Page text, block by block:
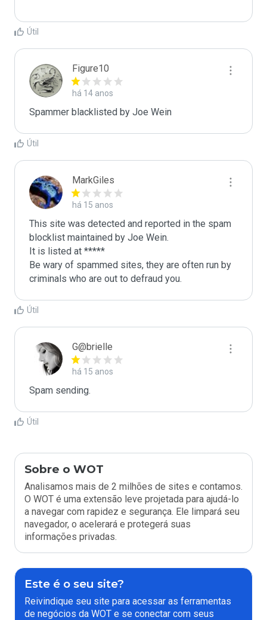
Útil
Figure10
há 14 anos
Spammer blacklisted by Joe Wein
Útil
MarkGiles
há 15 anos
This site was detected and reported in the spam
blocklist maintained by Joe Wein.
It is listed at *****
Be wary of spammed sites, they are often run by
criminals who are out to defraud you.
Útil
G@brielle
há 15 anos
Spam sending.
Útil
Sobre o WOT
Analisamos mais de 2 milhões de sites e contamos.
O WOT é uma extensão leve projetada para ajudá-lo
a navegar com rapidez e segurança. Ele limpará seu
navegador, o acelerará e protegerá suas
informações privadas.
Este é o seu site?
Reivindique seu site para acessar as ferramentas
de negócios da WOT e se conectar com seus